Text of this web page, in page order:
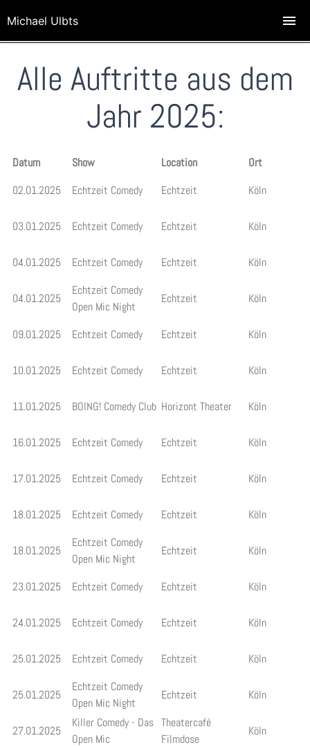
Alle Auftritte aus dem
Jahr 2025:
Datum Show Location
Ort
02.01.2025
Echtzeit Comedy Echtzeit Köln
03.01.2025 Echtzeit Comedy Echtzeit Köln
04.01.2025 Echtzeit Comedy Echtzeit Köln
04.01.2025
Echtzeit Comedy
Open Mic Night
Echtzeit Köln
09.01.2025 Echtzeit Comedy Echtzeit Köln
10.01.2025 Echtzeit Comedy Echtzeit Köln
11.01.2025 BOING! Comedy Club Horizont Theater Köln
16.01.2025 Echtzeit Comedy Echtzeit Köln
17.01.2025 Echtzeit Comedy Echtzeit Köln
18.01.2025 Echtzeit Comedy Echtzeit Köln
18.01.2025
Echtzeit Comedy
Open Mic Night
Echtzeit Köln
23.01.2025 Echtzeit Comedy Echtzeit Köln
24.01.2025 Echtzeit Comedy Echtzeit Köln
25.01.2025 Echtzeit Comedy Echtzeit Köln
25.01.2025
Echtzeit Comedy
Open Mic Night
Echtzeit Köln
27.01.2025
Killer Comedy - Das
Open Mic
Theatercafé
Filmdose
Köln
Michael Ulbts